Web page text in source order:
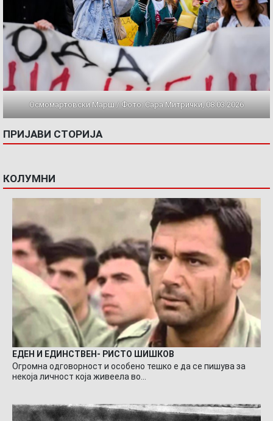
Осмомартовски Марш / Фото: Сара Митрички, 08.03.2026
ПРИЈАВИ СТОРИЈА
КОЛУМНИ
ЕДЕН И ЕДИНСТВЕН- РИСТО ШИШКОВ
Огромна одговорност и особено тешко е да се пишува за
некоја личност која живеела во…